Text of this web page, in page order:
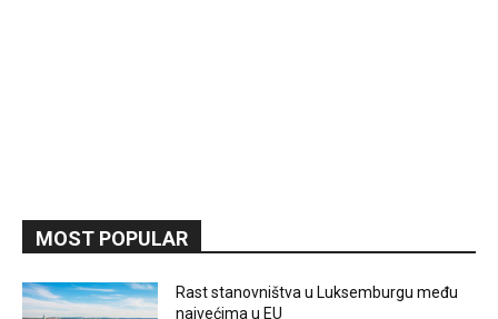
MOST POPULAR
Rast stanovništva u Luksemburgu među
najvećima u EU